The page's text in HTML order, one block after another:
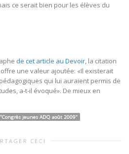
ce serait bien pour les élèves du
de cet article au Devoir, la citation
une valeur ajoutée: «Il existerait
qui lui auraient permis de
a-t-il évoqué». De mieux en
"Congrès jeunes ADQ août 2009"
CECI